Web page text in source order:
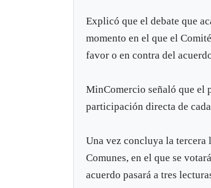
Explicó que el debate que
momento en el que el
favor o en contra del
MinComercio señaló que el
participación directa de
Una vez concluya la tercera
Comunes, en el que se
acuerdo pasará a tres